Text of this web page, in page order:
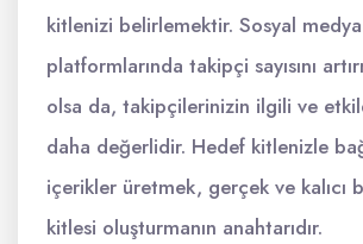
kitlenizi belirlemektir. Sosyal medya
platformlarında takipçi sayısını
olsa da, takipçilerinizin ilgili ve
daha değerlidir. Hedef kitlenizle
içerikler üretmek, gerçek ve kalıcı
kitlesi oluşturmanın anahtarıdır.